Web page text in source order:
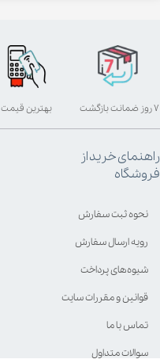
بهترین قیمت ۷ روز ضمانت بازگشت
راهنمای خرید از
فروشگاه
نحوه ثبت سفارش
رویه ارسال سفارش
شیوه‌های پرداخت
قوانین و مقررات سایت
تماس با ما
سوالات متداول